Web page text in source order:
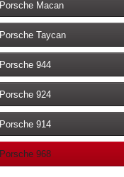
Porsche Macan
Porsche Taycan
Porsche 944
Porsche 924
Porsche 914
Porsche 968